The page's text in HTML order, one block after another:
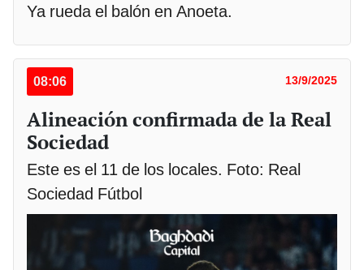
Ya rueda el balón en Anoeta.
08:06 13/9/2025
Alineación confirmada de la Real
Sociedad
Este es el 11 de los locales. Foto: Real
Sociedad Fútbol